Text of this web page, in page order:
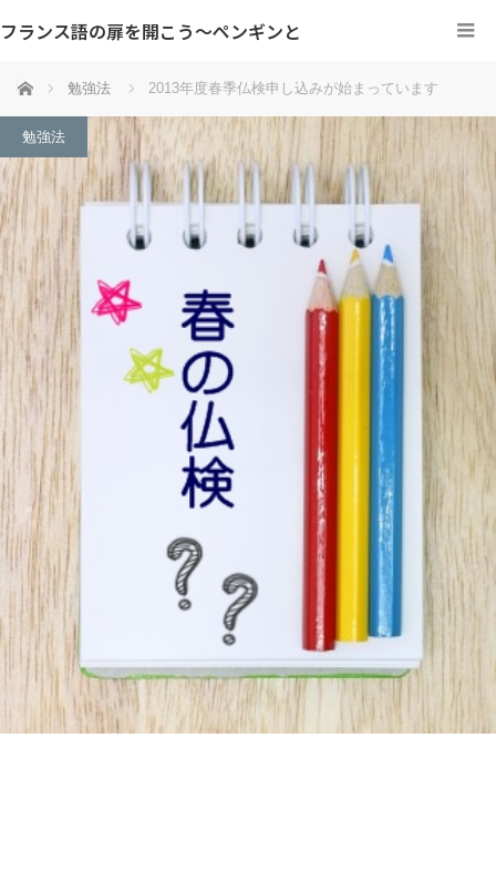
フランス語の扉を開こう～ペンギンと
ホーム 勉強法 2013年度春季仏検申し込みが始まっています
勉強法